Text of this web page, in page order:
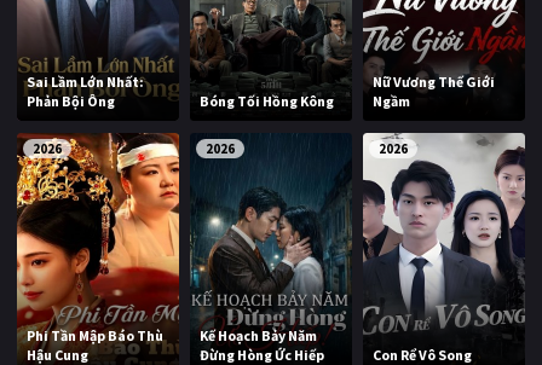
Sai Lầm Lớn Nhất:
Phản Bội Ông
Bóng Tối Hồng Kông
Nữ Vương Thế Giới
Ngầm
2026
Phi Tần Mập Báo Thù
Hậu Cung
2026
Kế Hoạch Bảy Năm
Đừng Hòng Ức Hiếp
2026
Con Rể Vô Song